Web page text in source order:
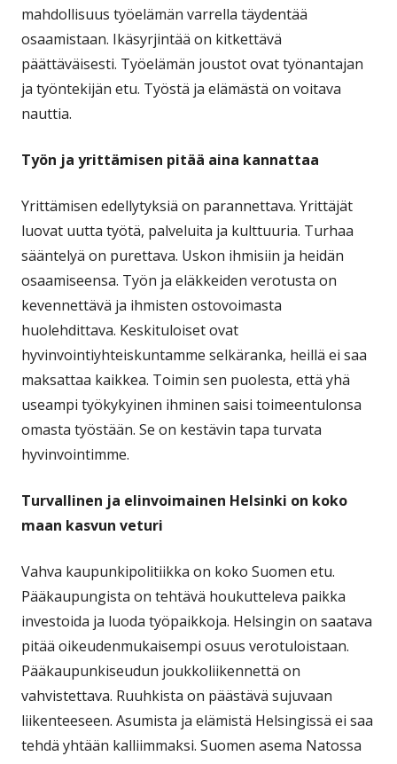
mahdollisuus työelämän varrella täydentää
osaamistaan. Ikäsyrjintää on kitkettävä
päättäväisesti. Työelämän joustot ovat työnantajan
ja työntekijän etu. Työstä ja elämästä on voitava
nauttia.
Työn ja yrittämisen pitää aina kannattaa
Yrittämisen edellytyksiä on parannettava. Yrittäjät
luovat uutta työtä, palveluita ja kulttuuria. Turhaa
sääntelyä on purettava. Uskon ihmisiin ja heidän
osaamiseensa. Työn ja eläkkeiden verotusta on
kevennettävä ja ihmisten ostovoimasta
huolehdittava. Keskituloiset ovat
hyvinvointiyhteiskuntamme selkäranka, heillä ei saa
maksattaa kaikkea. Toimin sen puolesta, että yhä
useampi työkykyinen ihminen saisi toimeentulonsa
omasta työstään. Se on kestävin tapa turvata
hyvinvointimme.
Turvallinen ja elinvoimainen Helsinki on koko
maan kasvun veturi
Vahva kaupunkipolitiikka on koko Suomen etu.
Pääkaupungista on tehtävä houkutteleva paikka
investoida ja luoda työpaikkoja. Helsingin on saatava
pitää oikeudenmukaisempi osuus verotuloistaan.
Pääkaupunkiseudun joukkoliikennettä on
vahvistettava. Ruuhkista on päästävä sujuvaan
liikenteeseen. Asumista ja elämistä Helsingissä ei saa
tehdä yhtään kalliimmaksi. Suomen asema Natossa